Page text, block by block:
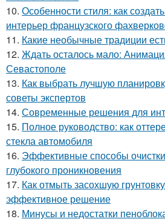
10. Особенности стиля: как
интерьер французского
11. Какие необычные традиции
12. Ждать осталось мало:
Севастополе
13. Как выбрать лучшую
советы экспертов
14. Современные решения для
15. Полное руководство: как
стекла автомобиля
16. Эффективные способы очистки
глубокого проникновения
17. Как отмыть засохшую
эффективное решение
18. Минусы и недостатки